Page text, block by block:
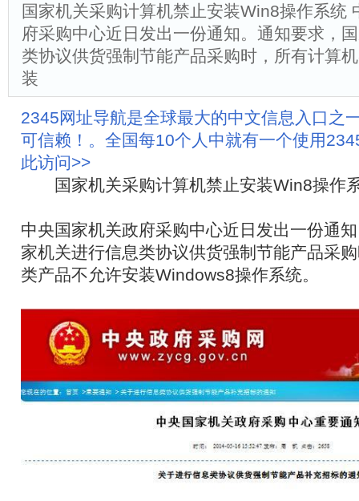
国家机关采购计算机禁止安装Win8操作系统
府采购中心近日发出一份通知。通知要求，
类协议供货强制节能产品采购时，所有计算
装
2345网址导航是全球最大的中文信息入口之
可信赖！。全国每10个人中就有一个使用
此访问>>
国家机关采购计算机禁止安装Win8操作
中央国家机关政府采购中心近日发出一份通
家机关进行信息类协议供货强制节能产品采
类产品不允许安装Windows8操作系统。